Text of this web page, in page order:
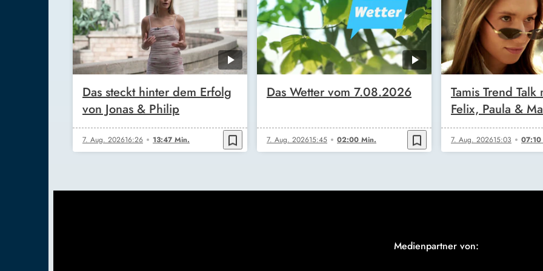
Das steckt hinter dem Erfolg
von Jonas & Philip
7. Aug. 202616:26 13:47 Min. bookmark_border
Das Wetter vom 7.08.2026
7. Aug. 202615:45 02:00 Min. bookmark_border
Tamis Trend
Felix, Paula &
7. Aug. 202615:03 07:10
Medienpartner von: